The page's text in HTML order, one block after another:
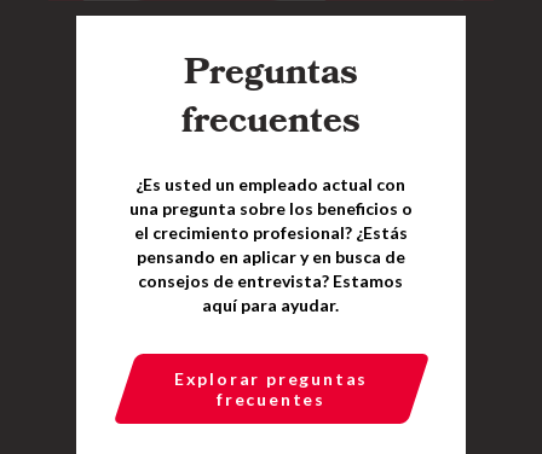
Preguntas
frecuentes
¿Es usted un empleado actual con
una pregunta sobre los beneficios o
el crecimiento profesional? ¿Estás
pensando en aplicar y en busca de
consejos de entrevista? Estamos
aquí para ayudar.
Explorar preguntas
frecuentes